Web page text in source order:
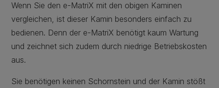
Wenn Sie den e-MatriX mit den obigen Kaminen
vergleichen, ist dieser Kamin besonders einfach zu
bedienen. Denn der e-MatriX benötigt kaum Wartung
und zeichnet sich zudem durch niedrige Betriebskosten
aus.
Sie benötigen keinen Schornstein und der Kamin stößt